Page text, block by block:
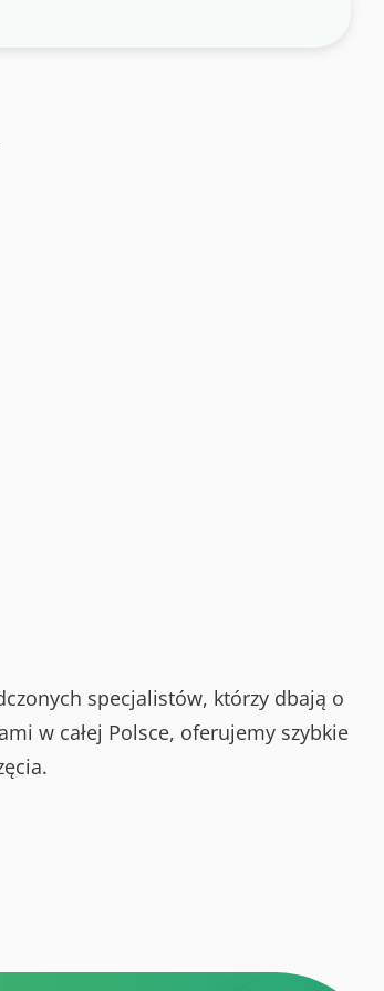
specjalistów, którzy dbają o
w całej Polsce, oferujemy szybkie